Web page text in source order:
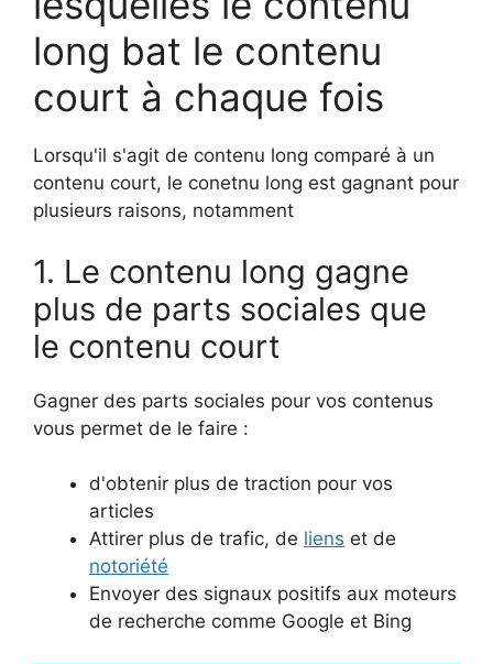
long bat le contenu
court à chaque fois
Lorsqu'il s'agit de contenu long comparé à un
contenu court, le conetnu long est gagnant pour
plusieurs raisons, notamment
1. Le contenu long gagne
plus de parts sociales que
le contenu court
Gagner des parts sociales pour vos contenus
vous permet de le faire :
d'obtenir plus de traction pour vos
articles
Attirer plus de trafic, de liens et de
notoriété
Envoyer des signaux positifs aux moteurs
de recherche comme Google et Bing